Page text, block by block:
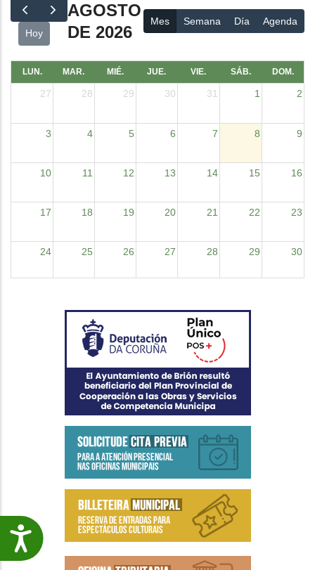
Accesibilidade
Hoy
AGOSTO
DE 2026
Mes Semana Día Agenda
LUN. MAR. MIÉ. JUE. VIE. SÁB. DOM.
27 28 29 30 31 1 2
3 4 5 6 7 8 9
10 11 12 13 14 15 16
17 18 19 20 21 22 23
24 25 26 27 28 29 30